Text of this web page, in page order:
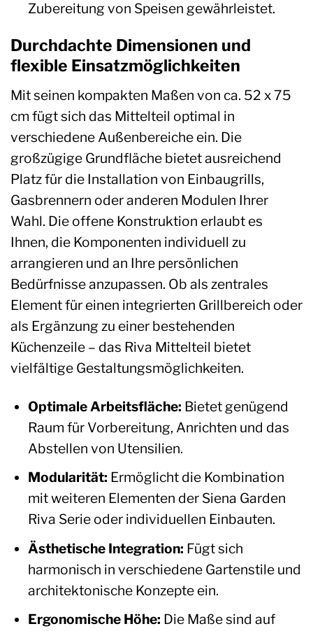
Zubereitung von Speisen gewährleistet.
Durchdachte Dimensionen und
flexible Einsatzmöglichkeiten
Mit seinen kompakten Maßen von ca. 52 x 75
cm fügt sich das Mittelteil optimal in
verschiedene Außenbereiche ein. Die
großzügige Grundfläche bietet ausreichend
Platz für die Installation von Einbaugrills,
Gasbrennern oder anderen Modulen Ihrer
Wahl. Die offene Konstruktion erlaubt es
Ihnen, die Komponenten individuell zu
arrangieren und an Ihre persönlichen
Bedürfnisse anzupassen. Ob als zentrales
Element für einen integrierten Grillbereich oder
als Ergänzung zu einer bestehenden
Küchenzeile – das Riva Mittelteil bietet
vielfältige Gestaltungsmöglichkeiten.
Optimale Arbeitsfläche: Bietet genügend
Raum für Vorbereitung, Anrichten und das
Abstellen von Utensilien.
Modularität: Ermöglicht die Kombination
mit weiteren Elementen der Siena Garden
Riva Serie oder individuellen Einbauten.
Ästhetische Integration: Fügt sich
harmonisch in verschiedene Gartenstile und
architektonische Konzepte ein.
Ergonomische Höhe: Die Maße sind auf